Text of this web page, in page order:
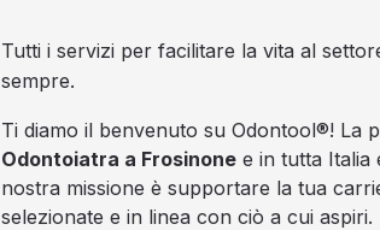
Tutti i servizi per facilitare la vita al
sempre.
Ti diamo il benvenuto su Odontool®! La
Odontoiatra a Frosinone e in tutta Italia
nostra missione è supportare la tua
selezionate e in linea con ciò a cui aspiri.